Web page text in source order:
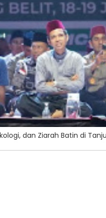
dan Ziarah Batin di